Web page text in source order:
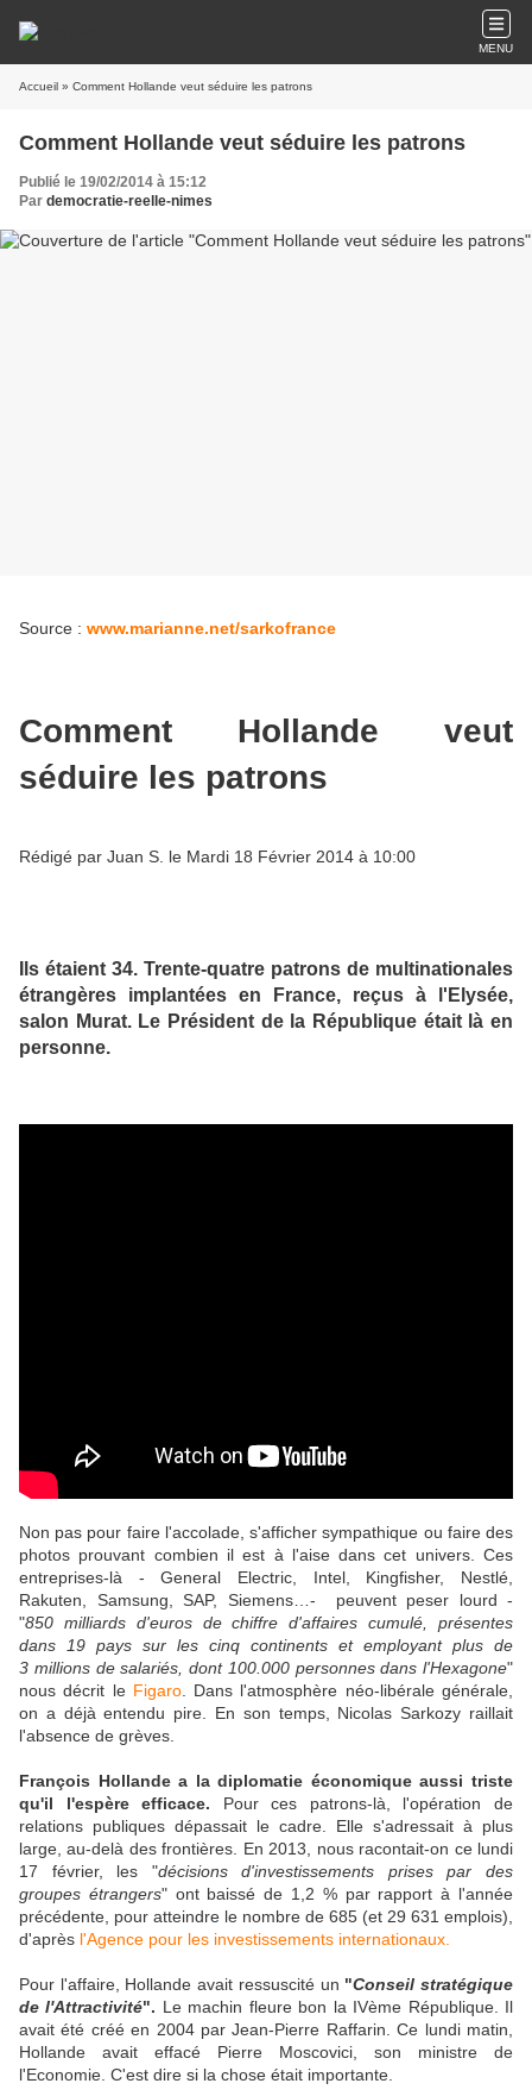
MENU
Accueil » Comment Hollande veut séduire les patrons
Comment Hollande veut séduire les patrons
Publié le 19/02/2014 à 15:12
Par democratie-reelle-nimes
Source : www.marianne.net/sarkofrance
Comment Hollande veut
séduire les patrons
Rédigé par Juan S. le Mardi 18 Février 2014 à 10:00
Ils étaient 34. Trente-quatre patrons de multinationales
étrangères implantées en France, reçus à l'Elysée,
salon Murat. Le Président de la République était là en
personne.
Non pas pour faire l'accolade, s'afficher sympathique ou faire des
photos prouvant combien il est à l'aise dans cet univers. Ces
entreprises-là - General Electric, Intel, Kingfisher, Nestlé,
Rakuten, Samsung, SAP, Siemens…- peuvent peser lourd -
"850 milliards d'euros de chiffre d'affaires cumulé, présentes
dans 19 pays sur les cinq continents et employant plus de
3 millions de salariés, dont 100.000 personnes dans l'Hexagone"
nous décrit le Figaro. Dans l'atmosphère néo-libérale générale,
on a déjà entendu pire. En son temps, Nicolas Sarkozy raillait
l'absence de grèves.
François Hollande a la diplomatie économique aussi triste
qu'il l'espère efficace. Pour ces patrons-là, l'opération de
relations publiques dépassait le cadre. Elle s'adressait à plus
large, au-delà des frontières. En 2013, nous racontait-on ce lundi
17 février, les "décisions d'investissements prises par des
groupes étrangers" ont baissé de 1,2 % par rapport à l'année
précédente, pour atteindre le nombre de 685 (et 29 631 emplois),
d'après l'Agence pour les investissements internationaux.
Pour l'affaire, Hollande avait ressuscité un "Conseil stratégique
de l'Attractivité". Le machin fleure bon la IVème République. Il
avait été créé en 2004 par Jean-Pierre Raffarin. Ce lundi matin,
Hollande avait effacé Pierre Moscovici, son ministre de
l'Economie. C'est dire si la chose était importante.